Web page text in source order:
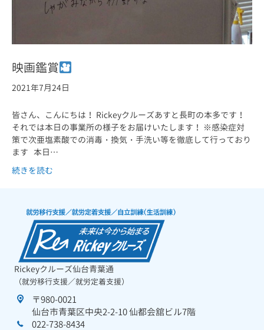
映画鑑賞
2021年7月24日
皆さん、こんにちは！ Rickeyクルーズあすと長町の本多です！
それでは本日の事業所の様子をお届けいたします！ ※感染症対
策で次亜塩素酸での消毒・換気・手洗い等を徹底して行っており
ます 本日…
続きを読む
Rickeyクルーズ仙台青葉通
（就労移行支援／就労定着支援）
〒980-0021
仙台市青葉区中央2-2-10 仙都会舘ビル7階
022-738-8434